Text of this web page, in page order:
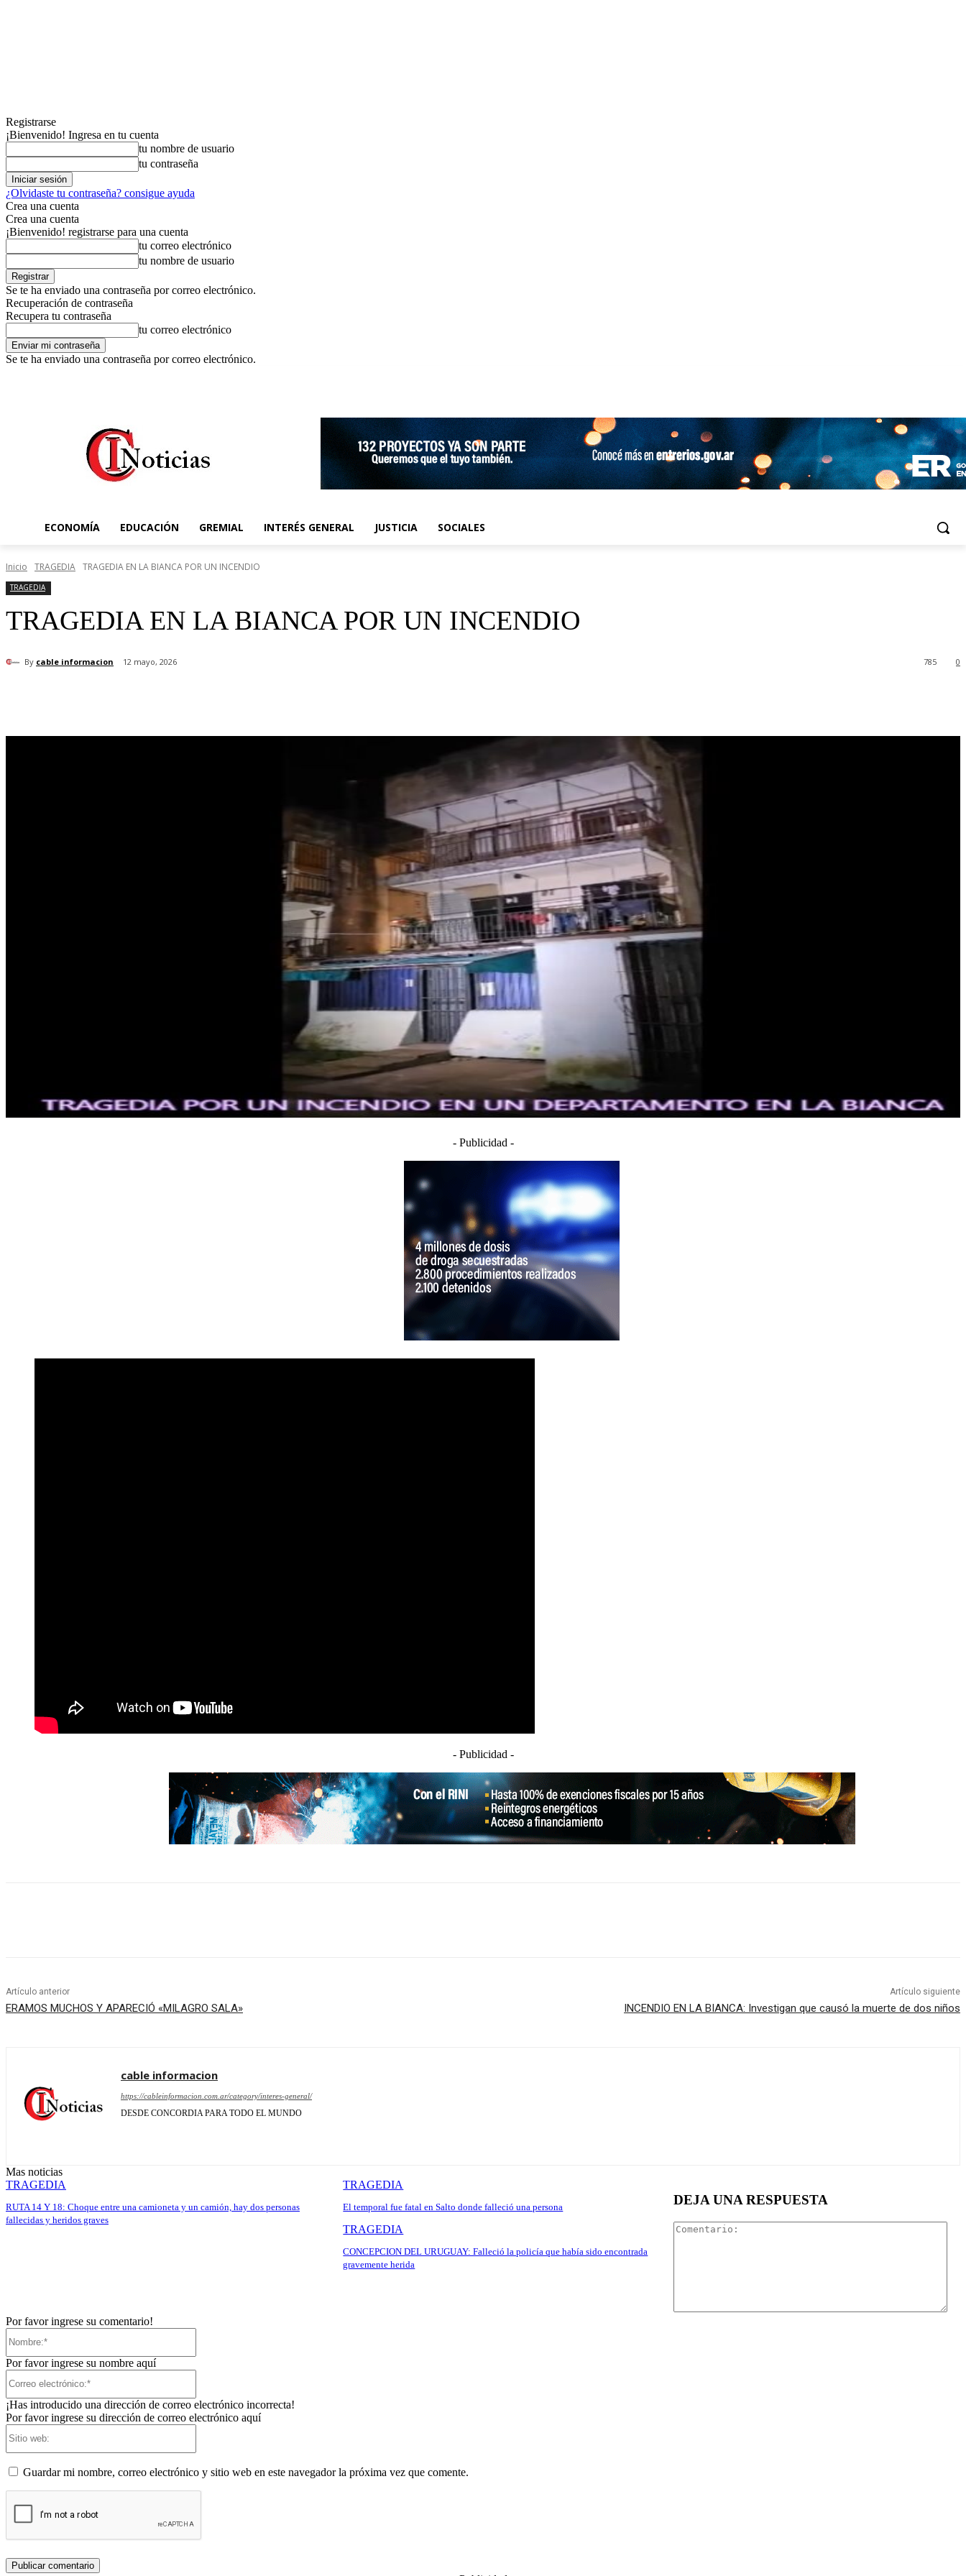
Registrarse
¡Bienvenido! Ingresa en tu cuenta
tu nombre de usuario
tu contraseña
¿Olvidaste tu contraseña? consigue ayuda
Crea una cuenta
Crea una cuenta
¡Bienvenido! registrarse para una cuenta
tu correo electrónico
tu nombre de usuario
Se te ha enviado una contraseña por correo electrónico.
Recuperación de contraseña
Recupera tu contraseña
tu correo electrónico
Se te ha enviado una contraseña por correo electrónico.
ECONOMÍA EDUCACIÓN GREMIAL INTERÉS GENERAL JUSTICIA SOCIALES
Inicio TRAGEDIA TRAGEDIA EN LA BIANCA POR UN INCENDIO
TRAGEDIA
TRAGEDIA EN LA BIANCA POR UN INCENDIO
By cable informacion 12 mayo, 2026 0
785
- Publicidad -
- Publicidad -
Artículo anterior
ERAMOS MUCHOS Y APARECIÓ «MILAGRO SALA»
Artículo siguiente
INCENDIO EN LA BIANCA: Investigan que causó la muerte de dos niños
cable informacion
https://cableinformacion.com.ar/category/interes-general/
DESDE CONCORDIA PARA TODO EL MUNDO
Mas noticias
TRAGEDIA
RUTA 14 Y 18: Choque entre una camioneta y un camión, hay dos personas
fallecidas y heridos graves
TRAGEDIA
El temporal fue fatal en Salto donde falleció una persona
TRAGEDIA
CONCEPCION DEL URUGUAY: Falleció la policía que había sido encontrada
gravemente herida
DEJA UNA RESPUESTA
Por favor ingrese su comentario!
Por favor ingrese su nombre aquí
¡Has introducido una dirección de correo electrónico incorrecta!
Por favor ingrese su dirección de correo electrónico aquí
Guardar mi nombre, correo electrónico y sitio web en este navegador la próxima vez que comente.